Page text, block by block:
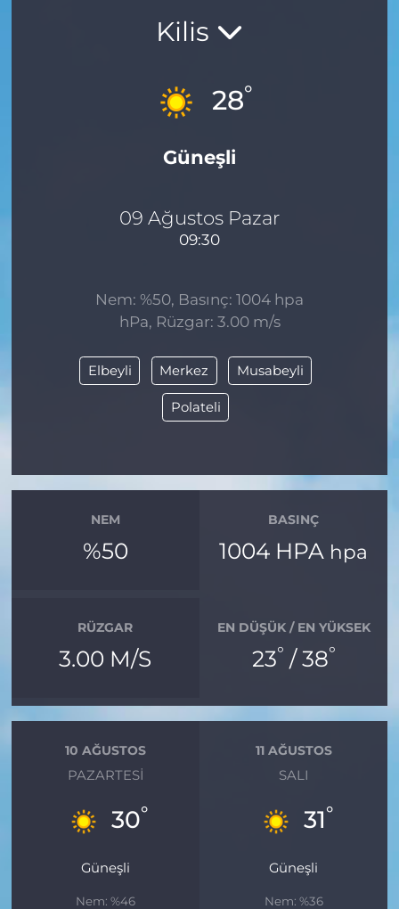
Kilis
28°
Güneşli
09 Ağustos Pazar
09:30
Nem: %50, Basınç: 1004 hpa
hPa, Rüzgar: 3.00 m/s
Elbeyli Merkez Musabeyli
Polateli
NEM
%50
BASINÇ
1004 HPA hpa
RÜZGAR
3.00 M/S
EN DÜŞÜK / EN YÜKSEK
23° / 38°
10 AĞUSTOS
PAZARTESI
30°
Güneşli
Nem: %46
11 AĞUSTOS
SALI
31°
Güneşli
Nem: %36